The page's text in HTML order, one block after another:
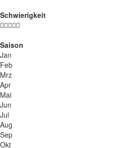
Schwierigkeit
Saison
Jan
Feb
Mrz
Apr
Mai
Jun
Jul
Aug
Sep
Okt